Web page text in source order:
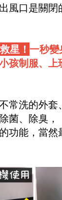
風口是關閉
星！ 一秒
孩制服、
常洗的外套
菌、除臭，
功能，當然